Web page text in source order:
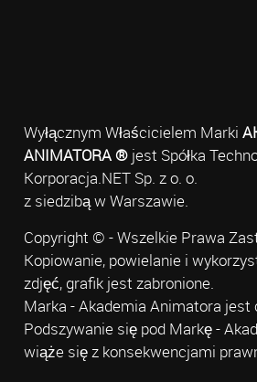
Wyłącznym Właścicielem Marki
ANIMATORA ®jest Spółka
Korporacja.NET Sp. z o. o.
z siedzibą w Warszawie.
Copyright © - Wszelkie Prawa
Kopiowanie, powielanie i
zdjęć, grafik jest zabronione.
Marka - Akademia Animatora jest
Podszywanie się pod Markę -
wiąże się z konsekwencjami